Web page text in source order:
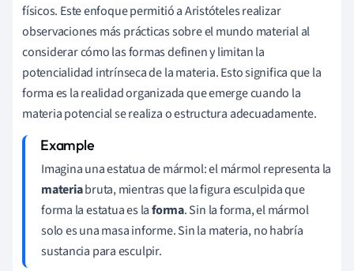
físicos. Este enfoque permitió a Aristóteles realizar
observaciones más prácticas sobre el mundo material al
considerar cómo las formas definen y limitan la
potencialidad intrínseca de la materia. Esto significa que la
forma es la realidad organizada que emerge cuando la
materia potencial se realiza o estructura adecuadamente.
Imagina una estatua de mármol: el mármol representa la
materiabruta, mientras que la figura esculpida que
forma la estatua es laforma. Sin la forma, el mármol
solo es una masa informe. Sin la materia, no habría
sustancia para esculpir.